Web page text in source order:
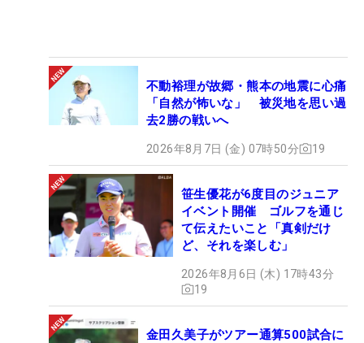
不動裕理が故郷・熊本の地震に心痛
「自然が怖いな」 被災地を思い過
去2勝の戦いへ
2026年8月7日 (金) 07時50分 19
笹生優花が6度目のジュニア
イベント開催 ゴルフを通じ
て伝えたいこと「真剣だけ
ど、それを楽しむ」
2026年8月6日 (木) 17時43分
19
金田久美子がツアー通算500試合に